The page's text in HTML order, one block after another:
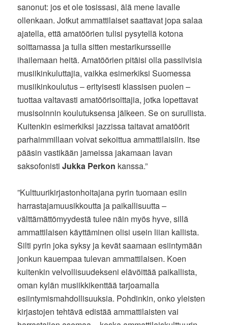
sanonut: jos et ole tosissasi, älä mene lavalle
ollenkaan. Jotkut ammattilaiset saattavat jopa salaa
ajatella, että amatöörien tulisi pysytellä kotona
soittamassa ja tulla sitten mestarikursseille
ihailemaan heitä. Amatöörien pitäisi olla passiivisia
musiikinkuluttajia, vaikka esimerkiksi Suomessa
musiikinkoulutus – erityisesti klassisen puolen –
tuottaa valtavasti amatöörisoittajia, jotka lopettavat
musisoinnin koulutuksensa jälkeen. Se on surullista.
Kuitenkin esimerkiksi jazzissa taitavat amatöörit
parhaimmillaan voivat sekoittua ammattilaisiin. Itse
pääsin vastikään jameissa jakamaan lavan
saksofonistiJukka Perkon kanssa.”
”Kulttuurikirjastonhoitajana pyrin tuomaan esiin
harrastajamuusikkoutta ja paikallisuutta –
välttämättömyydestä tulee näin myös hyve, sillä
ammattilaisen käyttäminen olisi usein liian kallista.
Silti pyrin joka syksy ja kevät saamaan esiintymään
jonkun kauempaa tulevan ammattilaisen. Koen
kuitenkin velvollisuudekseni elävöittää paikallista,
oman kylän musiikkikenttää tarjoamalla
esiintymismahdollisuuksia. Pohdinkin, onko yleisten
kirjastojen tehtävä edistää ammattilaisten vai